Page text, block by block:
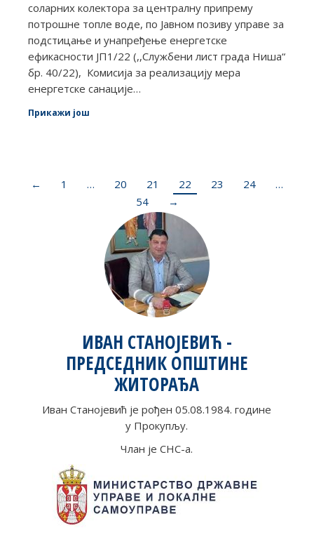
соларних колектора за централну припрему
потрошне топле воде, по Јавном позиву управе за
подстицање и унапређење енергетске
ефикасности ЈП1/22 (,,Службени лист града Ниша“
бр. 40/22), Комисија за реализацију мера
енергетске санације…
Прикажи још
← 1 … 20 21 22 23 24
…
54
→
ИВАН СТАНОЈЕВИЋ -
ПРЕДСЕДНИК ОПШТИНЕ
ЖИТОРАЂА
Иван Станојевић је рођен 05.08.1984. године
у Прокупљу.
Члан је СНС-а.